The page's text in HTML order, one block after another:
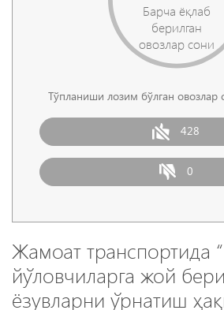
Барча ёқлаб
берилган
овозлар сони
Тўпланиши лозим бўлган овозлар
428
0
Жамоат транспортида
йўловчиларга жой
ёзувларни ўрнатиш